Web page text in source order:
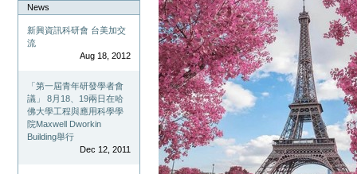
News
新興資訊科研會 台美加交
流
Aug 18, 2012
「第一屆青年研發學者會
議」 8月18、19兩日在哈
佛大學工程與應用科學學
院Maxwell Dworkin
Building舉行
Dec 12, 2011